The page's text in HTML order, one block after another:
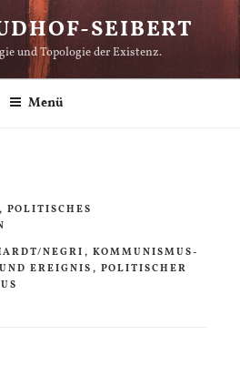
SEIBERT
und Topologie der Existenz.
Menü
, POLITISCHES
NEGRI, KOMMUNISMUS-
EREIGNIS, POLITISCHER